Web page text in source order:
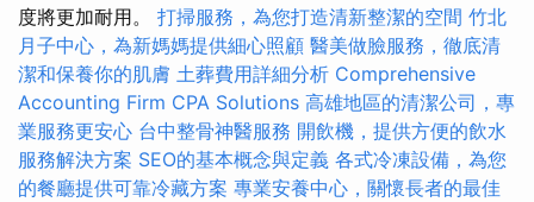
度將更加耐用。 打掃服務，為您打造清新整潔的空間 竹北
月子中心，為新媽媽提供細心照顧 醫美做臉服務，徹底清
潔和保養你的肌膚 土葬費用詳細分析 Comprehensive
Accounting Firm CPA Solutions 高雄地區的清潔公司，專
業服務更安心 台中整骨神醫服務 開飲機，提供方便的飲水
服務解決方案 SEO的基本概念與定義 各式冷凍設備，為您
的餐廳提供可靠冷藏方案 專業安養中心，關懷長者的最佳